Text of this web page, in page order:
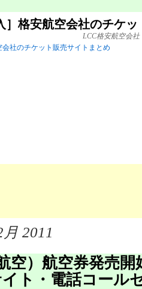
］格安航空会社のチケ
LCC格安航空会
月 2011
空）航空券発売開
ト・電話コール